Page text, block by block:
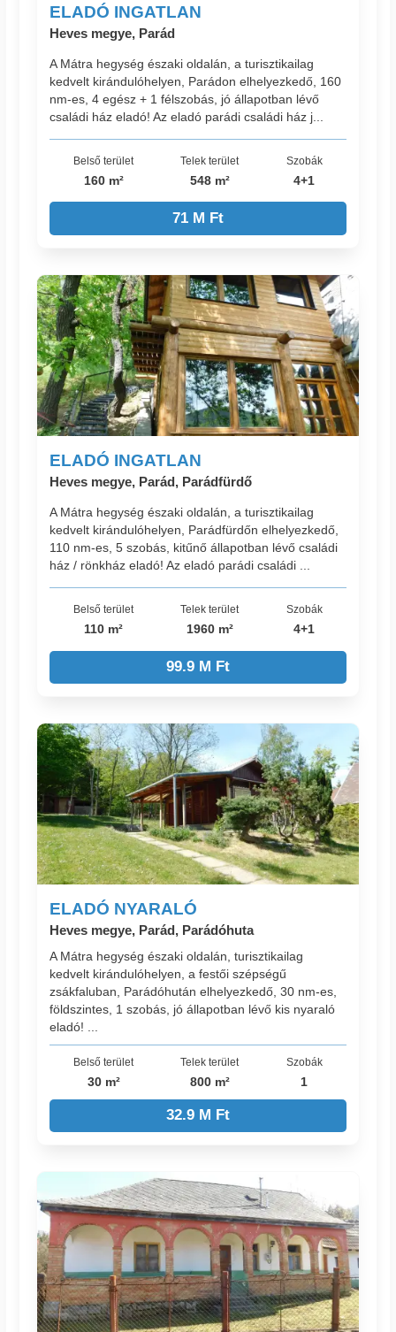
ELADÓ INGATLAN
Heves megye, Parád
A Mátra hegység északi oldalán, a turisztikailag
kedvelt kirándulóhelyen, Parádon elhelyezkedő, 160
nm-es, 4 egész + 1 félszobás, jó állapotban lévő
családi ház eladó! Az eladó parádi családi ház j...
Belső terület
160 m²
Telek terület
548 m²
Szobák
4+1
71 M Ft
ELADÓ INGATLAN
Heves megye, Parád, Parádfürdő
A Mátra hegység északi oldalán, a turisztikailag
kedvelt kirándulóhelyen, Parádfürdőn elhelyezkedő,
110 nm-es, 5 szobás, kitűnő állapotban lévő családi
ház / rönkház eladó! Az eladó parádi családi ...
Belső terület
110 m²
Telek terület
1960 m²
Szobák
4+1
99.9 M Ft
ELADÓ NYARALÓ
Heves megye, Parád, Parádóhuta
A Mátra hegység északi oldalán, turisztikailag
kedvelt kirándulóhelyen, a festői szépségű
zsákfaluban, Parádóhután elhelyezkedő, 30 nm-es,
földszintes, 1 szobás, jó állapotban lévő kis nyaraló
eladó! ...
Belső terület
30 m²
Telek terület
800 m²
Szobák
1
32.9 M Ft